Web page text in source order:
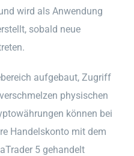
wird als Anwendung
sobald neue
aufgebaut, Zugriff
physischen
können bei
Handelskonto mit dem
5 gehandelt